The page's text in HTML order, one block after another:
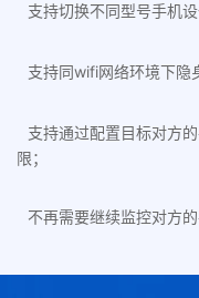
支持切换不同型号手机设
支持同wifi网络环境下隐
支持通过配置目标对方
限；
不再需要继续监控对方